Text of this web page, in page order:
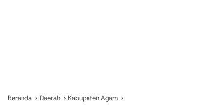
Beranda Daerah Kabupaten Agam